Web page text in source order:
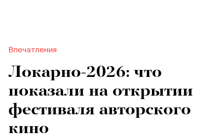
Впечатления
Локарно-2026: что
показали на открытии
фестиваля авторского
кино